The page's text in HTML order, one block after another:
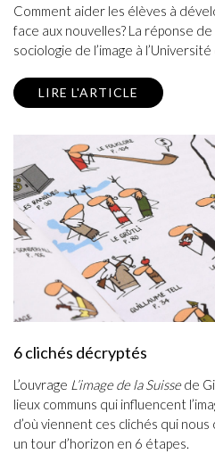
Comment aider les élèves à
face aux nouvelles? La réponse
sociologie de l’image à
LIRE L'ARTICLE
6 clichés décryptés
L’ouvrage L’image de la Suissede
lieux communs qui influencent
d’où viennent ces clichés qui
un tour d’horizon en 6 étapes.